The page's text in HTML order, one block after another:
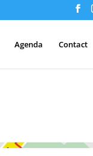
Agenda Contact